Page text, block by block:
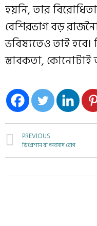
হয়নি, তার
বেশিরভাগ বড়
ভবিষ্যতেও তাই হবে।
স্তাবকতা, কোনোটাই
PREVIOUS
ডিপ্রেশান বা অবসাদ রোগ